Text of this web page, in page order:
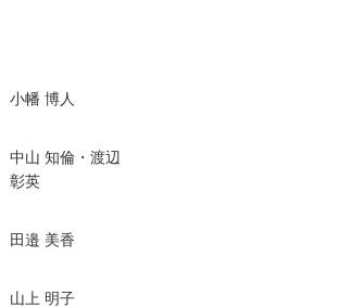
小幡 博人
中山 知倫・渡辺
彰英
田邉 美香
山上 明子